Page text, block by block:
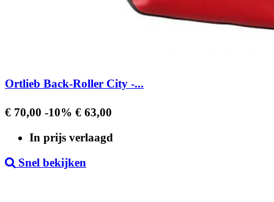
Ortlieb Back-Roller City -...
Regular
€ 70,00 -10% Prijs
€ 63,00
In prijs verlaagd
Snel bekijken